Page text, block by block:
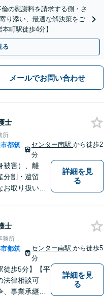
の慰謝料を請求する側・さ
り添い、最適な解決策をご
町駅徒歩4分】
る
メールでお問い合わせ
士
所
都筑
センター南駅から徒歩2
分
被害）、離
分割・遺留
取り扱い内
詳細を見
る
士
務所
都筑
センター南駅から徒歩5
分
徒歩5分】【平
法律相談可
事業承継・
詳細を見
る